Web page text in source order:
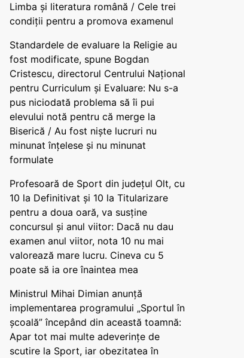
Limba și literatura română / Cele trei
condiții pentru a promova examenul
Standardele de evaluare la Religie au
fost modificate, spune Bogdan
Cristescu, directorul Centrului Național
pentru Curriculum și Evaluare: Nu s-a
pus niciodată problema să îi pui
elevului notă pentru că merge la
Biserică / Au fost niște lucruri nu
minunat înțelese și nu minunat
formulate
Profesoară de Sport din județul Olt, cu
10 la Definitivat și 10 la Titularizare
pentru a doua oară, va susține
concursul și anul viitor: Dacă nu dau
examen anul viitor, nota 10 nu mai
valorează mare lucru. Cineva cu 5
poate să ia ore înaintea mea
Ministrul Mihai Dimian anunță
implementarea programului „Sportul în
școală” începând din această toamnă:
Apar tot mai multe adeverințe de
scutire la Sport, iar obezitatea în